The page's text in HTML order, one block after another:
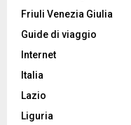
Friuli Venezia Giulia
Guide di viaggio
Internet
Italia
Lazio
Liguria